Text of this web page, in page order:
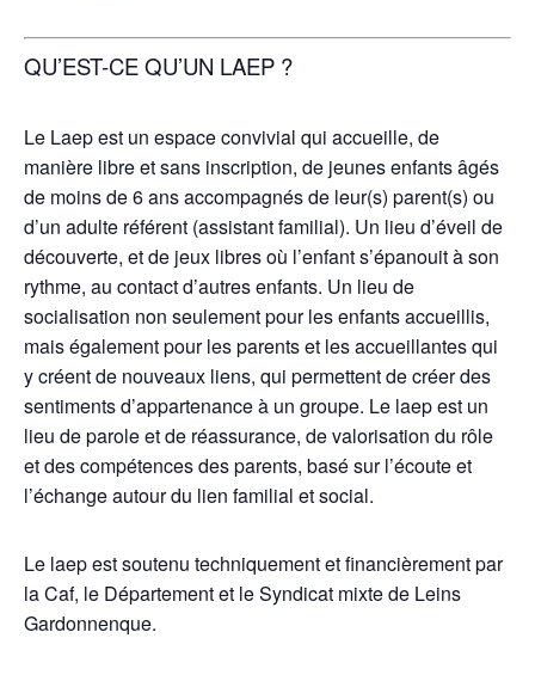
QU’EST-CE QU’UN LAEP ?
Le Laep est un espace convivial qui accueille, de
manière libre et sans inscription, de jeunes enfants âgés
de moins de 6 ans accompagnés de leur(s) parent(s) ou
d’un adulte référent (assistant familial). Un lieu d’éveil de
découverte, et de jeux libres où l’enfant s’épanouit à son
rythme, au contact d’autres enfants. Un lieu de
socialisation non seulement pour les enfants accueillis,
mais également pour les parents et les accueillantes qui
y créent de nouveaux liens, qui permettent de créer des
sentiments d’appartenance à un groupe. Le laep est un
lieu de parole et de réassurance, de valorisation du rôle
et des compétences des parents, basé sur l’écoute et
l’échange autour du lien familial et social.
Le laep est soutenu techniquement et financièrement par
la Caf, le Département et le Syndicat mixte de Leins
Gardonnenque.